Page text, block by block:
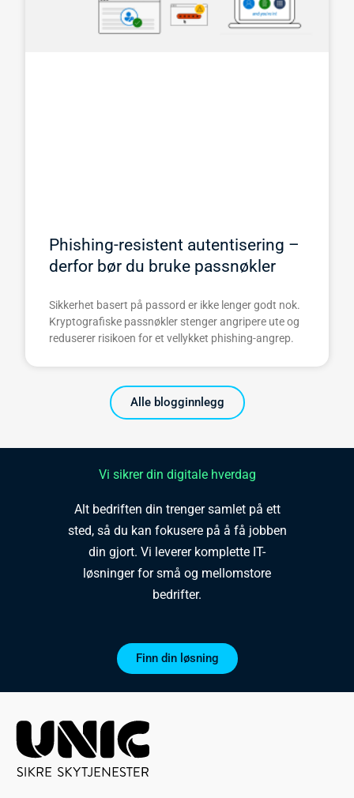
Phishing-resistent autentisering –
derfor bør du bruke passnøkler
Sikkerhet basert på passord er ikke lenger godt nok.
Kryptografiske passnøkler stenger angripere ute og
reduserer risikoen for et vellykket phishing-angrep.
Alle blogginnlegg
Vi sikrer din digitale hverdag
Alt bedriften din trenger samlet på ett
sted, så du kan fokusere på å få jobben
din gjort. Vi leverer komplette IT-
løsninger for små og mellomstore
bedrifter.
Finn din løsning